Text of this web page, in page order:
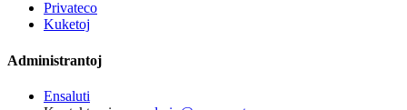
Privateco
Kuketoj
Administrantoj
Ensaluti